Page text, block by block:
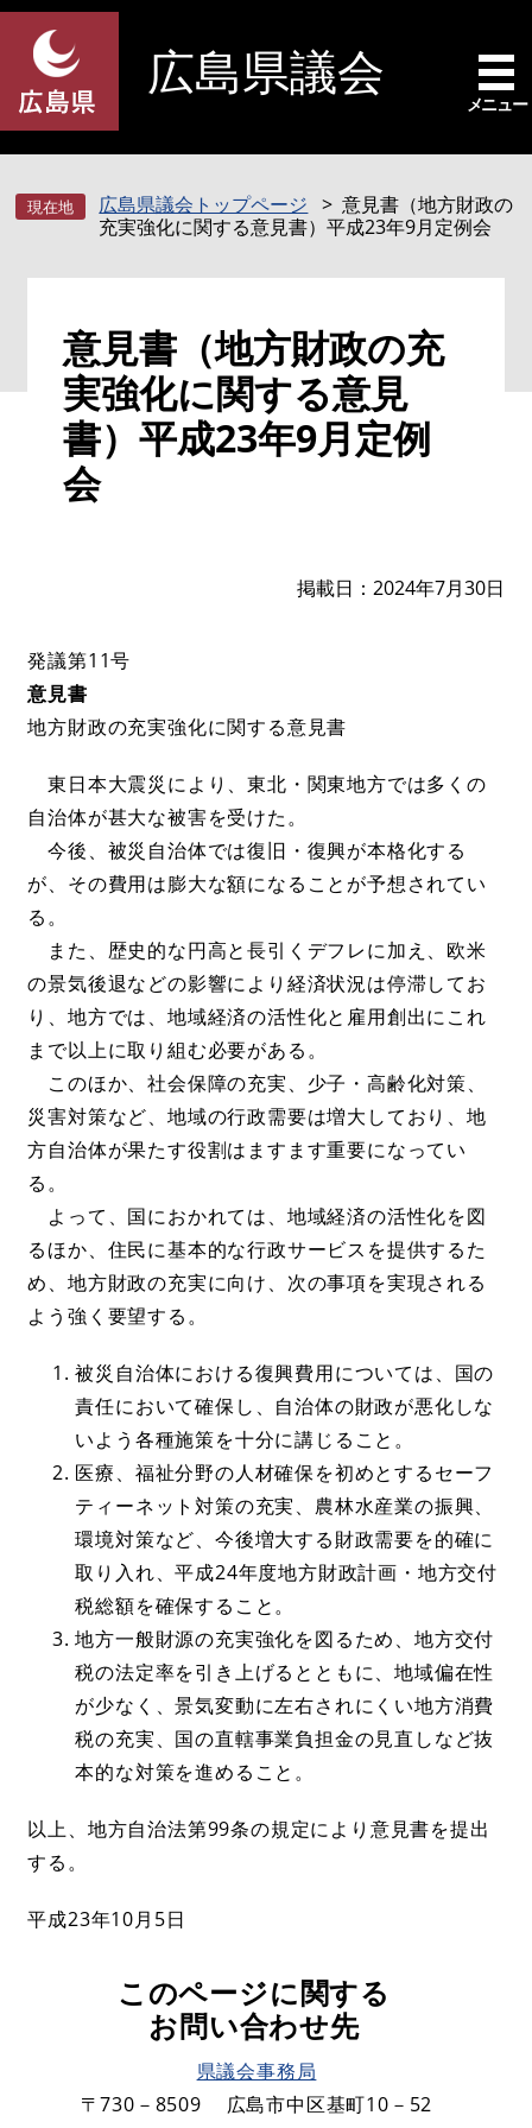
ペ
先
頭
す
メ
を
飛
し
広島県議会
メニュー
広島県議会トップページ
意見書（地方財政の
充実強化に関する意見書）平成23年9月定例会
意見書（地方財政の充
実強化に関する意見
書）平成23年9月定例
会
掲載日 2024年7月30日
発議第11号
意見書
地方財政の充実強化に関する意見書
東日本大震災により、東北・関東地方では多くの
自治体が甚大な被害を受けた。
今後、被災自治体では復旧・復興が本格化する
が、その費用は膨大な額になることが予想されてい
る。
また、歴史的な円高と長引くデフレに加え、欧米
の景気後退などの影響により経済状況は停滞してお
り、地方では、地域経済の活性化と雇用創出にこれ
まで以上に取り組む必要がある。
このほか、社会保障の充実、少子・高齢化対策、
災害対策など、地域の行政需要は増大しており、地
方自治体が果たす役割はますます重要になってい
る。
よって、国におかれては、地域経済の活性化を図
るほか、住民に基本的な行政サービスを提供するた
め、地方財政の充実に向け、次の事項を実現される
よう強く要望する。
被災自治体における復興費用については、国の
責任において確保し、自治体の財政が悪化しな
いよう各種施策を十分に講じること。
医療、福祉分野の人材確保を初めとするセーフ
ティーネット対策の充実、農林水産業の振興、
環境対策など、今後増大する財政需要を的確に
取り入れ、平成24年度地方財政計画・地方交付
税総額を確保すること。
地方一般財源の充実強化を図るため、地方交付
税の法定率を引き上げるとともに、地域偏在性
が少なく、景気変動に左右されにくい地方消費
税の充実、国の直轄事業負担金の見直しなど抜
本的な対策を進めること。
以上、地方自治法第99条の規定により意見書を提出
する。
平成23年10月5日
このページに関する
お問い合わせ先
県議会事務局
〒730－8509
広島市中区基町10－52